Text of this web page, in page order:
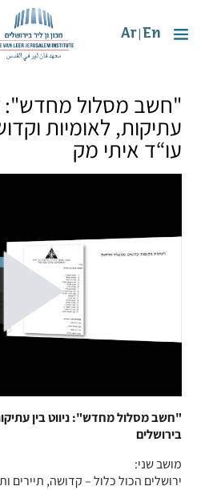
En
Ar
"חשב מסלול מחדש":
עתיקות, לאומיות
עו“ד איתי מק
"חשב מסלול מחדש": ניווט בין
בירושלים
מושב שני:
ירושלים הכול כלול – קדושה, תיירים